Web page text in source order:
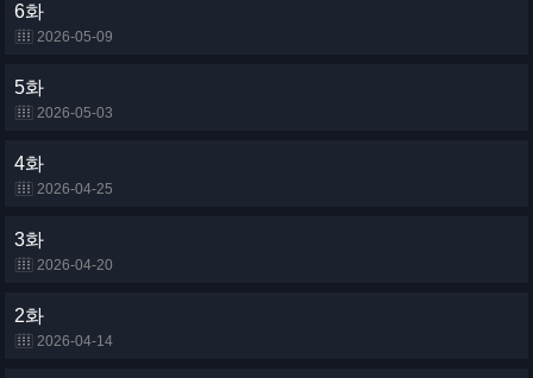
6화
2026-05-09
5화
2026-05-03
4화
2026-04-25
3화
2026-04-20
2화
2026-04-14